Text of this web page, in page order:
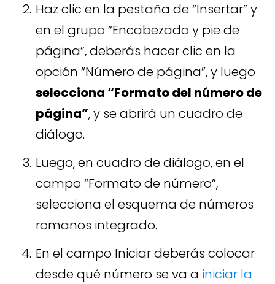
Haz clic en la pestaña de “Insertar” y
en el grupo “Encabezado y pie de
página”, deberás hacer clic en la
opción “Número de página”, y luego
selecciona “Formato del número de
página”, y se abrirá un cuadro de
diálogo.
Luego, en cuadro de diálogo, en el
campo “Formato de número”,
selecciona el esquema de números
romanos integrado.
En el campo Iniciar deberás colocar
desde qué número se va a iniciar la